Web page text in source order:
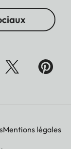
Mentions légales